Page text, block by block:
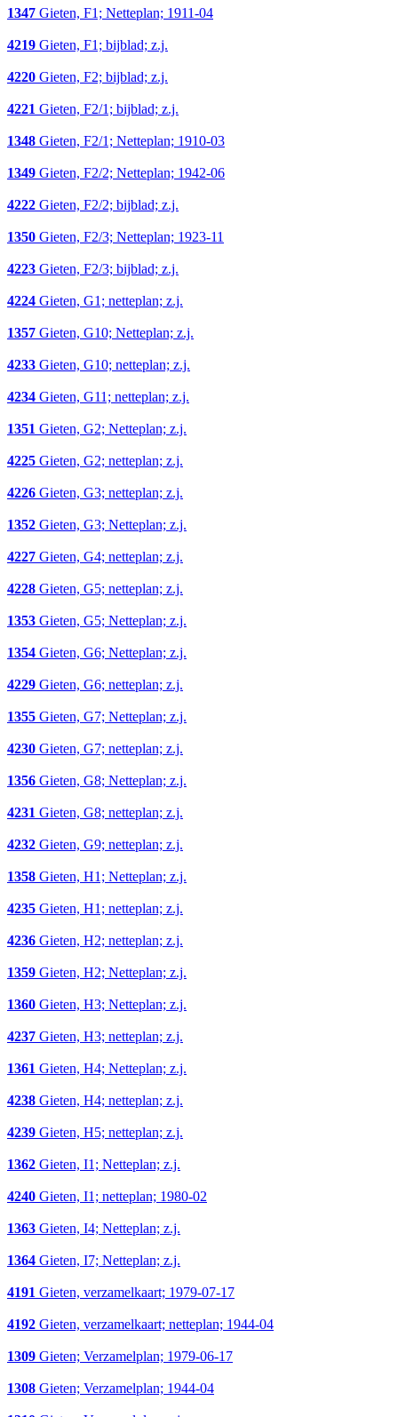
1347 Gieten, F1; Netteplan; 1911-04
4219 Gieten, F1; bijblad; z.j.
4220 Gieten, F2; bijblad; z.j.
4221 Gieten, F2/1; bijblad; z.j.
1348 Gieten, F2/1; Netteplan; 1910-03
1349 Gieten, F2/2; Netteplan; 1942-06
4222 Gieten, F2/2; bijblad; z.j.
1350 Gieten, F2/3; Netteplan; 1923-11
4223 Gieten, F2/3; bijblad; z.j.
4224 Gieten, G1; netteplan; z.j.
1357 Gieten, G10; Netteplan; z.j.
4233 Gieten, G10; netteplan; z.j.
4234 Gieten, G11; netteplan; z.j.
1351 Gieten, G2; Netteplan; z.j.
4225 Gieten, G2; netteplan; z.j.
4226 Gieten, G3; netteplan; z.j.
1352 Gieten, G3; Netteplan; z.j.
4227 Gieten, G4; netteplan; z.j.
4228 Gieten, G5; netteplan; z.j.
1353 Gieten, G5; Netteplan; z.j.
1354 Gieten, G6; Netteplan; z.j.
4229 Gieten, G6; netteplan; z.j.
1355 Gieten, G7; Netteplan; z.j.
4230 Gieten, G7; netteplan; z.j.
1356 Gieten, G8; Netteplan; z.j.
4231 Gieten, G8; netteplan; z.j.
4232 Gieten, G9; netteplan; z.j.
1358 Gieten, H1; Netteplan; z.j.
4235 Gieten, H1; netteplan; z.j.
4236 Gieten, H2; netteplan; z.j.
1359 Gieten, H2; Netteplan; z.j.
1360 Gieten, H3; Netteplan; z.j.
4237 Gieten, H3; netteplan; z.j.
1361 Gieten, H4; Netteplan; z.j.
4238 Gieten, H4; netteplan; z.j.
4239 Gieten, H5; netteplan; z.j.
1362 Gieten, I1; Netteplan; z.j.
4240 Gieten, I1; netteplan; 1980-02
1363 Gieten, I4; Netteplan; z.j.
1364 Gieten, I7; Netteplan; z.j.
4191 Gieten, verzamelkaart; 1979-07-17
4192 Gieten, verzamelkaart; netteplan; 1944-04
1309 Gieten; Verzamelplan; 1979-06-17
1308 Gieten; Verzamelplan; 1944-04